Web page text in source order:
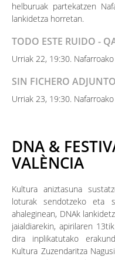
helburuak partekatzen
lankidetza horretan.
TODO ESTE RUIDO -
Urriak 22, 19:30.
SIN FICHERO
Urriak 23, 19:30.
DNA &
VALÈNCIA
Kultura aniztasuna
loturak sendotzeko eta
ahaleginean, DNAk
jaialdiarekin, apirilaren
dira inplikatutako
Kultura Zuzendaritza